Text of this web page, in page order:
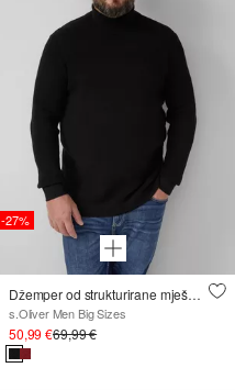
-27%
Džemper od strukturirane mješavine čistog pamuka s rolkavnikom
s.Oliver Men Big Sizes
50,99 €69,99 €